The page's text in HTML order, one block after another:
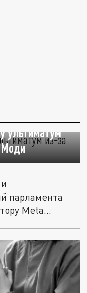
ультиматум
Моди
парламента
Meta